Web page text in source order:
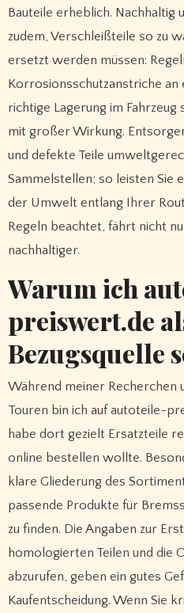
Bauteile erheblich. Nachhaltig
zudem, Verschleißteile so zu
ersetzt werden müssen:
Korrosionsschutzanstriche
richtige Lagerung im Fahrzeug
mit großer Wirkung.
und defekte Teile
Sammelstellen; so leisten Sie
der Umwelt entlang Ihrer
Regeln beachtet, fährt nicht
nachhaltiger.
Warum ich
preiswert.de
Bezugsquelle
Während meiner Recherchen
Touren bin ich auf autoteile-
habe dort gezielt Ersatzteile
online bestellen wollte.
klare Gliederung des
passende Produkte für
zu finden. Die Angaben zur
homologierten Teilen und die
abzurufen, geben ein gutes
Kaufentscheidung. Wenn Sie